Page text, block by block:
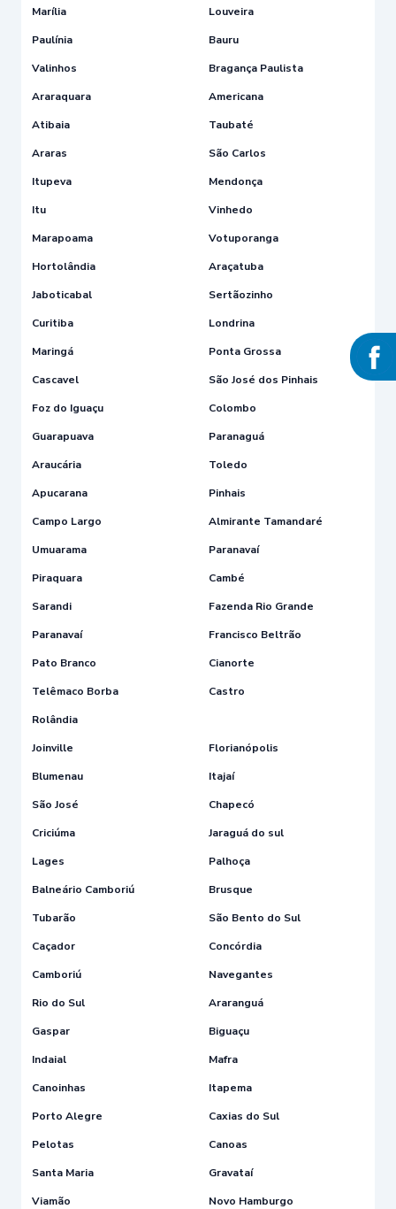
Marília
Louveira
Paulínia
Bauru
Valinhos
Bragança Paulista
Araraquara
Americana
Atibaia
Taubaté
Araras
São Carlos
Itupeva
Mendonça
Itu
Vinhedo
Marapoama
Votuporanga
Hortolândia
Araçatuba
Jaboticabal
Sertãozinho
Curitiba
Londrina
Maringá
Ponta Grossa
Cascavel
São José dos Pinhais
Foz do Iguaçu
Colombo
Guarapuava
Paranaguá
Araucária
Toledo
Apucarana
Pinhais
Campo Largo
Almirante Tamandaré
Umuarama
Paranavaí
Piraquara
Cambé
Sarandi
Fazenda Rio Grande
Paranavaí
Francisco Beltrão
Pato Branco
Cianorte
Telêmaco Borba
Castro
Rolândia
Joinville
Florianópolis
Blumenau
Itajaí
São José
Chapecó
Criciúma
Jaraguá do sul
Lages
Palhoça
Balneário Camboriú
Brusque
Tubarão
São Bento do Sul
Caçador
Concórdia
Camboriú
Navegantes
Rio do Sul
Araranguá
Gaspar
Biguaçu
Indaial
Mafra
Canoinhas
Itapema
Porto Alegre
Caxias do Sul
Pelotas
Canoas
Santa Maria
Gravataí
Viamão
Novo Hamburgo